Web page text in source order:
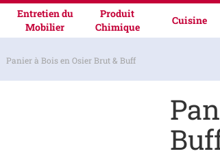
Entretien du
Mobilier
Produit
Chimique
Cuisine
Panier à Bois en Osier Brut & Buff